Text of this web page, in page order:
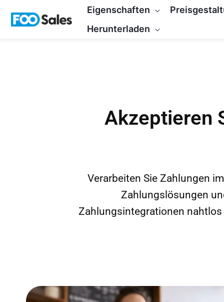
Inhalt
Eigenschaften
Herunterladen
Akzeptieren
Verarbeiten Sie Zahlungen
Zahlungslösungen
Zahlungsintegrationen